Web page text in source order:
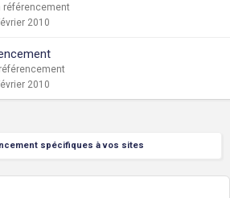
référencement
2010
2010
spécifiques à vos sites